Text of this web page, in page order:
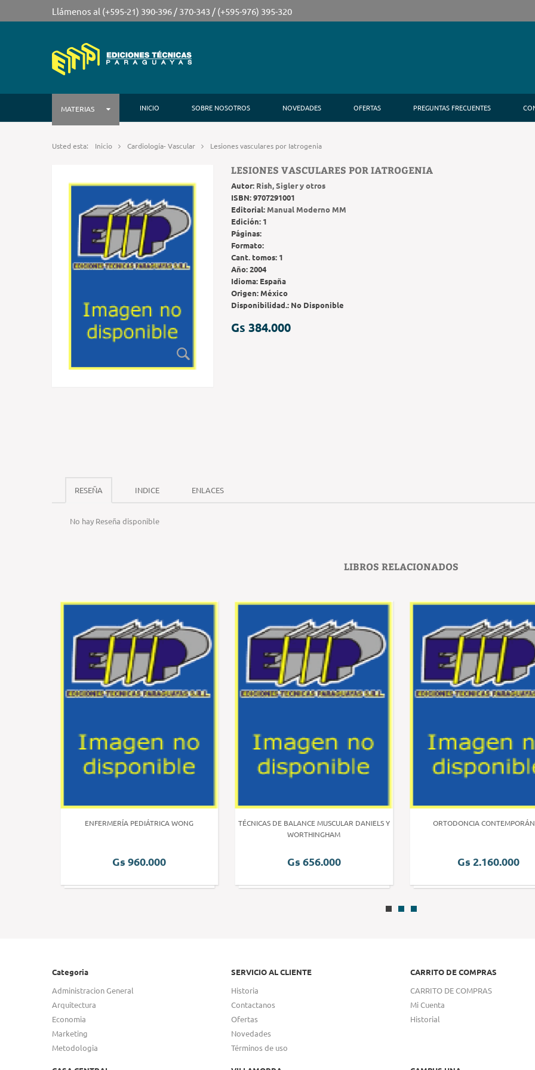
Llámenos al (+595-21) 390-396 / 370-343 / (+595-976) 395-320
MATERIAS INICIO SOBRE NOSOTROS NOVEDADES OFERTAS PREGUNTAS FRECUENTES
Usted esta: Inicio Cardiología- Vascular Lesiones vasculares por Iatrogenia
LESIONES VASCULARES POR IATROGENIA
Autor: Rish, Sigler y otros
ISBN:9707291001
Editorial: Manual Moderno MM
Edición: 1
Páginas:
Formato:
Cant. tomos: 1
Año:2004
Idioma: España
Origen:México
Disponibilidad.: No Disponible
Gs 384.000
RESEÑA INDICE ENLACES
No hay Reseña disponible
LIBROS RELACIONADOS
ENFERMERÍA PEDIÁTRICA WONG
Gs 960.000
TÉCNICAS DE BALANCE MUSCULAR DANIELS Y
WORTHINGHAM
Gs 656.000
ORTODONCIA
Gs 2.160.000
Categoria
Administracion General
Arquitectura
Economia
Marketing
Metodologia
SERVICIO AL CLIENTE
Historia
Contactanos
Ofertas
Novedades
Términos de uso
CARRITO DE COMPRAS
CARRITO DE COMPRAS
Mi Cuenta
Historial